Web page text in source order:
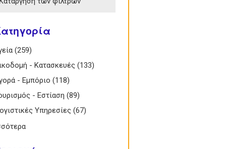
Υγεία filter
(259)
Οικοδομή - Κατασκευές filter
- Κατασκευές (133)
Αγορά - Εμπόριο filter
- Εμπόριο (118)
filter
Τουρισμός - Εστίαση filter
- Εστίαση (89)
Εστίαση filter
Λογιστικές Υπηρεσίες filter
Υπηρεσίες (67)